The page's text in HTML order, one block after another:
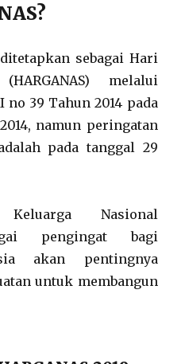
sebagai Hari
melalui
no 39 Tahun 2014 pada
namun peringatan
pada tanggal 29
Nasional
pengingat bagi
akan pentingnya
untuk membangun